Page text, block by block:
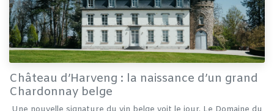
Château d’Harveng : la naissance d’un grand
Chardonnay belge